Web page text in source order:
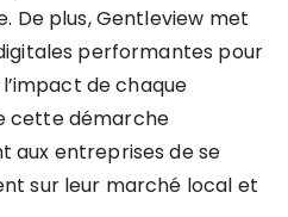
De plus, Gentleview met
performantes pour
de chaque
cette démarche
aux entreprises de se
sur leur marché local et